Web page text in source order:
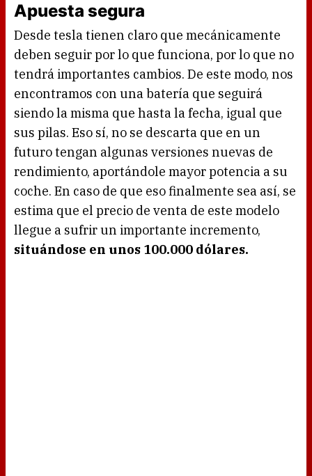
Apuesta segura
Desde tesla tienen claro que mecánicamente
deben seguir por lo que funciona, por lo que no
tendrá importantes cambios. De este modo, nos
encontramos con una batería que seguirá
siendo la misma que hasta la fecha, igual que
sus pilas. Eso sí, no se descarta que en un
futuro tengan algunas versiones nuevas de
rendimiento, aportándole mayor potencia a su
coche. En caso de que eso finalmente sea así, se
estima que el precio de venta de este modelo
llegue a sufrir un importante incremento,
situándose en unos 100.000 dólares.